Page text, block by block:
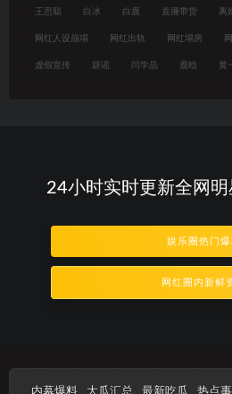
王思聪 白冰 白鹿 直播带货 离
网红人设崩塌 网红出轨 网红塌房
虚假宣传 辟谣 闫学晶 鹿晗 黄
24小时实时更新全网
娱乐圈热门爆
网红圈内新鲜
内幕爆料 大瓜汇总 最新吃瓜 热点